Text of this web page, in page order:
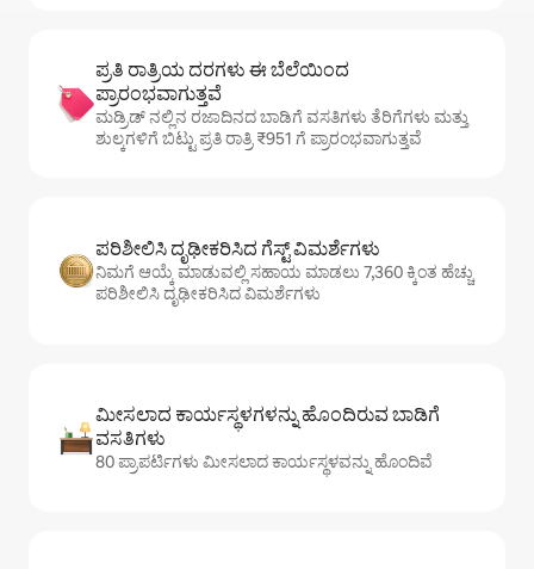
ಪ್ರತಿ ರಾತ್ರಿಯ ದರಗಳು ಈ ಬೆಲೆಯಿಂದ
ಪ್ರಾರಂಭವಾಗುತ್ತವೆ
ಮಡ್ರಿಡ್ ನಲ್ಲಿನ ರಜಾದಿನದ ಬಾಡಿಗೆ ವಸತಿಗಳು ತೆರಿಗೆಗಳು ಮತ್ತು
ಶುಲ್ಕಗಳಿಗೆ ಬಿಟ್ಟು ಪ್ರತಿ ರಾತ್ರಿ ₹951 ಗೆ ಪ್ರಾರಂಭವಾಗುತ್ತವೆ
ಪರಿಶೀಲಿಸಿ ದೃಢೀಕರಿಸಿದ ಗೆಸ್ಟ್ ವಿಮರ್ಶೆಗಳು
ನಿಮಗೆ ಆಯ್ಕೆ ಮಾಡುವಲ್ಲಿ ಸಹಾಯ ಮಾಡಲು 7,360 ಕ್ಕಿಂತ ಹೆಚ್ಚು
ಪರಿಶೀಲಿಸಿ ದೃಢೀಕರಿಸಿದ ವಿಮರ್ಶೆಗಳು
ಮೀಸಲಾದ ಕಾರ್ಯಸ್ಥಳಗಳನ್ನು ಹೊಂದಿರುವ ಬಾಡಿಗೆ
ವಸತಿಗಳು
80 ಪ್ರಾಪರ್ಟಿಗಳು ಮೀಸಲಾದ ಕಾರ್ಯಸ್ಥಳವನ್ನು ಹೊಂದಿವೆ